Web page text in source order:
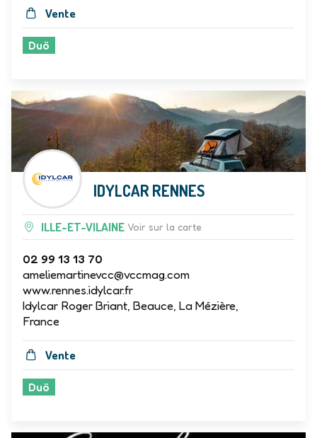
Vente
Duö
IDYLCAR RENNES
ILLE-ET-VILAINE Voir sur la carte
02 99 13 13 70
ameliemartinevcc@vccmag.com
www.rennes.idylcar.fr
Idylcar Roger Briant, Beauce, La Mézière,
France
Vente
Duö